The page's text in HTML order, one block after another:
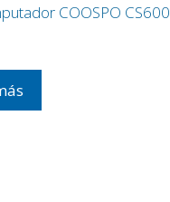
COOSPO CS600